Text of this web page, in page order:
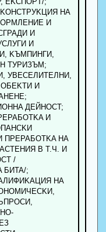
HA
И
И
И
KЪMПИHГИ,
TУPИЗЪM;
УBECEЛИTEЛHИ,
И
ДEЙHOCT;
И
HA
B T.Ч. И
/
БИTA/;
HA